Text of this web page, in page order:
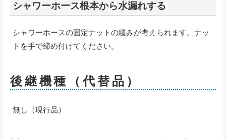
シャワーホース根本から水漏れする
シャワーホースの固定ナットの緩みが考えられます。ナッ
トを手で締め付けてください。
後継機種（代替品）
無し（現行品）